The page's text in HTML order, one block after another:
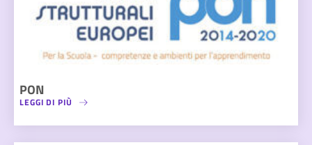
PON
LEGGI DI PIÙ